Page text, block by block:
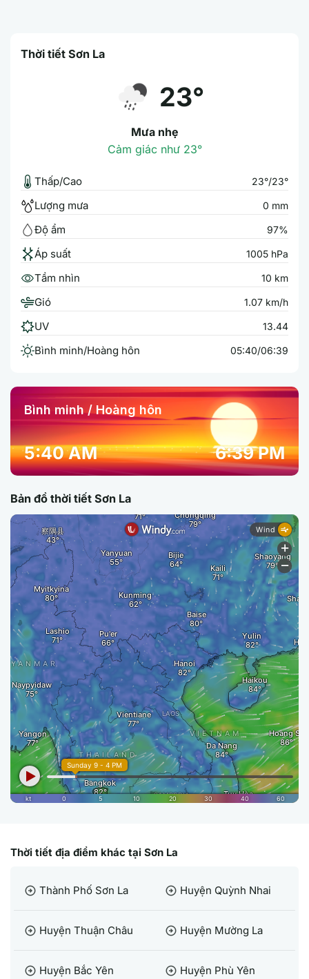
Thời tiết Sơn La
23°
Mưa nhẹ
Cảm giác như 23°
Thấp/Cao 23°/23°
Lượng mưa 0 mm
Độ ẩm 97%
Áp suất 1005 hPa
Tầm nhìn 10 km
Gió 1.07 km/h
UV 13.44
Bình minh/Hoàng hôn 05:40/06:39
Bình minh / Hoàng hôn
5:40 AM 6:39 PM
Bản đồ thời tiết Sơn La
Thời tiết địa điểm khác tại Sơn La
arrow_circle_right Thành Phố Sơn La arrow_circle_right Huyện Quỳnh Nhai
arrow_circle_right Huyện Thuận Châu arrow_circle_right Huyện Mường La
arrow_circle_right Huyện Bắc Yên arrow_circle_right Huyện Phù Yên